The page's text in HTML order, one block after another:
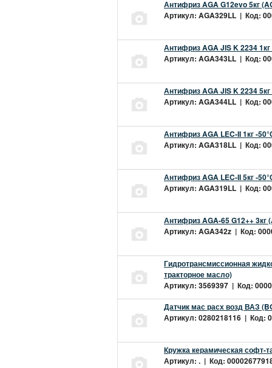
Антифриз AGA G12evo 5кг
Артикул: AGA329LL | Код:
Антифриз AGA JIS K 2234
Артикул: AGA343LL | Код:
Антифриз AGA JIS K 2234
Артикул: AGA344LL | Код:
Антифриз AGA LEC-II 1кг -
Артикул: AGA318LL | Код:
Антифриз AGA LEC-II 5кг -
Артикул: AGA319LL | Код:
Антифриз AGA-65 G12++ 3кг
Артикул: AGA342z | Код:
Гидротрансмиссионная
тракторное масло)
Артикул: 3569397 | Код:
Датчик мас расх возд ВАЗ
Артикул: 0280218116 | Код:
Кружка керамическая софт-
Артикул: . | Код: